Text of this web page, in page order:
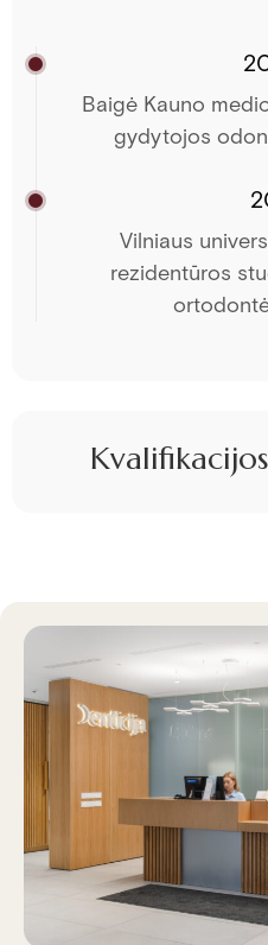
Baigė Kauno
gydytojos
Vilniaus
rezidentūros